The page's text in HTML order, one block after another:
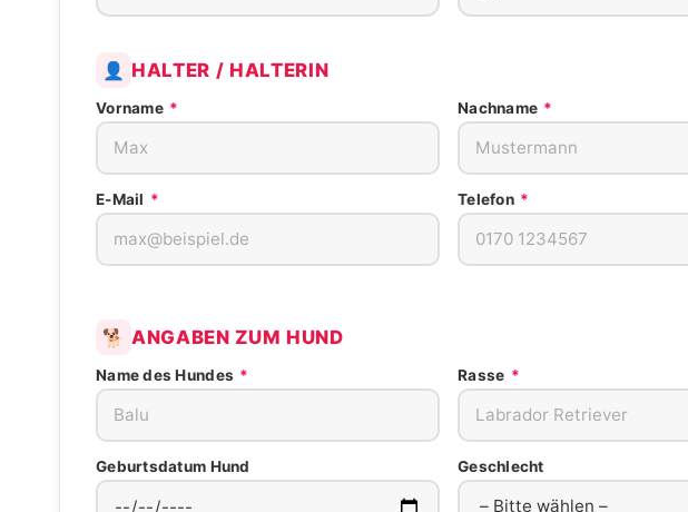
👤 HALTER / HALTERIN
Vorname * Nachname *
E-Mail * Telefon *
🐕 ANGABEN ZUM HUND
Name des Hundes * Rasse *
Geburtsdatum Hund Geschlecht